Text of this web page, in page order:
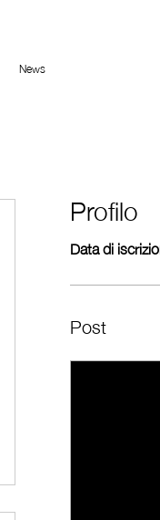
News
Profilo
Data di
Post